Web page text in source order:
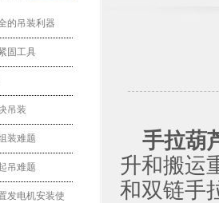
的吊装利器
固工具
吊装
装难题
吊难题
发电机安装使
手拉葫
升和搬运
和双链手